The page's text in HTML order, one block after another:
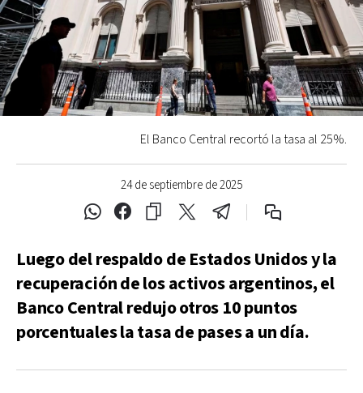
24 de septiembre de 2025
El Banco Central recortó la tasa al 25%.
Luego del respaldo de Estados Unidos y la
recuperación de los activos argentinos, el
Banco Central redujo otros 10 puntos
porcentuales la tasa de pases a un día.